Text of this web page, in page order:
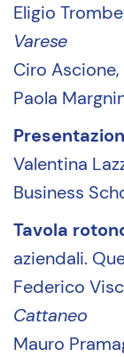
Eligio
Varese
Ciro Ascione,
Paola
Valentina
Business
Tavola
aziendali.
Federico
Cattaneo
Mauro